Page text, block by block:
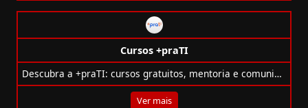
Cursos +praTI
Descubra a +praTI: cursos gratuitos, mentoria e comunidade para formar novos talentos em tecnologia. Comece sua carreira em TI hoje!
Ver mais